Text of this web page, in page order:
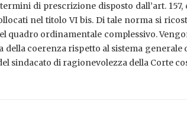
di prescrizione disposto dall’art.
nel titolo VI bis. Di tale norma si
ordinamentale complessivo.
coerenza rispetto al sistema
sindacato di ragionevolezza della Corte